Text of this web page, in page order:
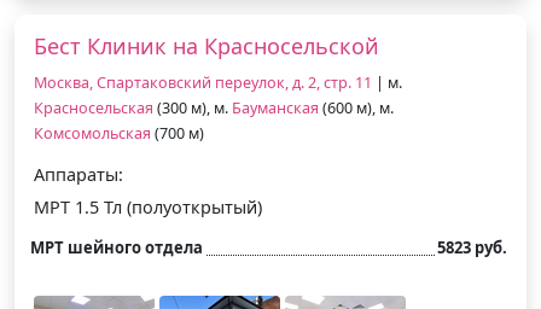
Бест Клиник на Красносельской
Москва, Спартаковский переулок, д. 2, стр. 11 | м.
Красносельская (300 м), м. Бауманская (600 м), м.
Комсомольская (700 м)
Аппараты:
МРТ 1.5 Тл (полуоткрытый)
МРТ шейного отдела 5823 руб.